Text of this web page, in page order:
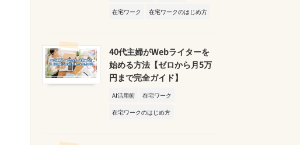
在宅ワーク
在宅ワークのはじめ方
40代主婦がWebライターを
始める方法【ゼロから月5万
円まで完全ガイド】
AI活用術
在宅ワーク
在宅ワークのはじめ方